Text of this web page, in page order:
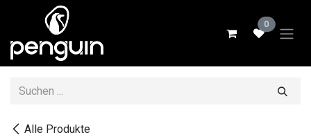
Zum Inhalt springen
0
Alle Produkte